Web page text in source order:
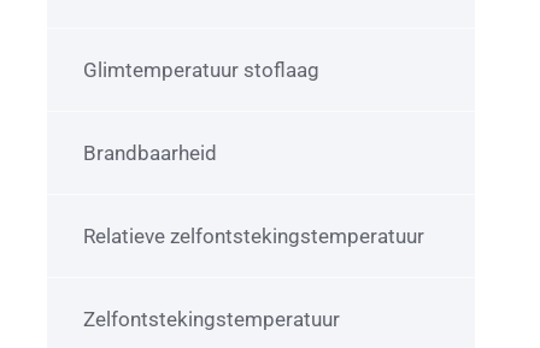
Glimtemperatuur stoflaag
Brandbaarheid
Relatieve zelfontstekingstemperatuur
Zelfontstekingstemperatuur